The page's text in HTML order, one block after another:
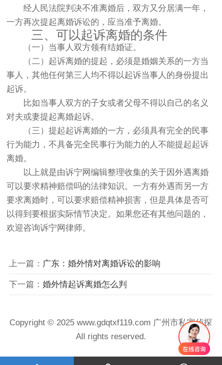
经人民法院判决不准离婚后，双方又分居满一年，
一方再次提起离婚诉讼的，应当准予离婚。
三、可以起诉离婚的条件
（一）当事人双方领有结婚证。
（二）起诉离婚的提起，必须是婚姻关系的一方当
事人，其他任何第三人均不得以起诉当事人的身份提出
起诉。
比如当事人双方的子女或者父母不得以自己的名义
对夫或妻提起离婚起诉。
（三）提起起诉离婚的一方，必须具有完全的民事
行为能力，不具备完全民事行为能力的人不能提起起诉
离婚。
以上就是由诉宁网编辑整理收集的关于因外遇离婚
可以要求精神赔偿吗的法律知识。一方有外遇而另一方
要求离婚时，可以要求赔偿精神损害，但是具体是否可
以得到要根据实际情节决定。如果您还有其他问题的，
欢迎咨询诉宁网律师。
上一篇： 广东：婚外情对离婚诉讼的影响
下一篇： 婚外情起诉离婚怎么判
Copyright © 2025 www.gdqtxf119.com 广州市私家侦探
All rights reserved.